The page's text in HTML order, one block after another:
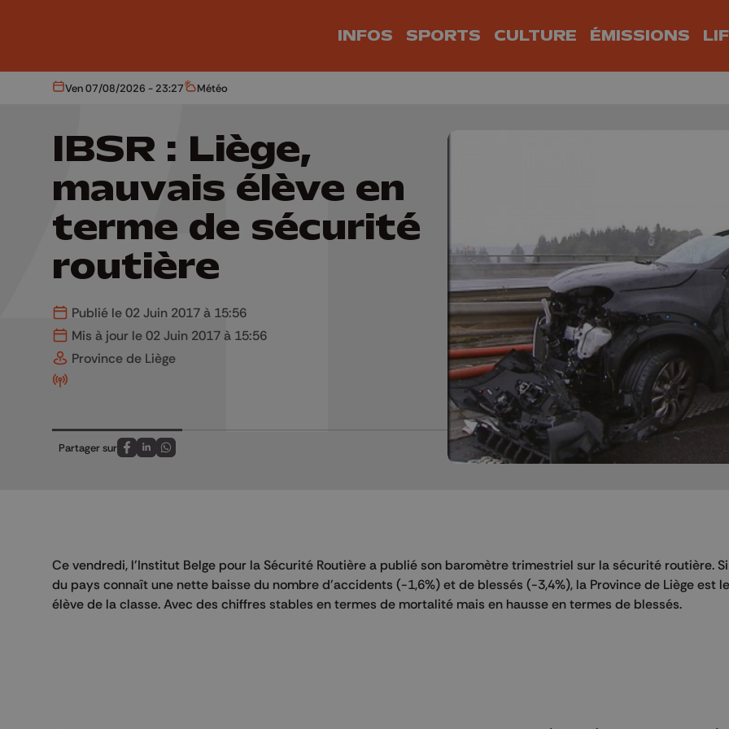
INFOS SPORTS CULTURE ÉMISSIONS
Aujourd'hui
Ven 07/08/2026 - 23:27 Météo
Météo
IBSR : Liège,
mauvais élève en
terme de sécurité
routière
Publié le 02 Juin 2017 à 15:56
Mis à jour le 02 Juin 2017 à 15:56
Province de Liège
Partager sur
Partagez sur FaceBook
Partagez sur LinkedIn
Partagez sur Whatsapp
Ce vendredi, l'Institut Belge pour la Sécurité Routière a publié son baromètre trimestriel sur la sécurité routière.
du pays connaît une nette baisse du nombre d'accidents (-1,6%) et de blessés (-3,4%), la Province de Liège est
élève de la classe. Avec des chiffres stables en termes de mortalité mais en hausse en termes de blessés.